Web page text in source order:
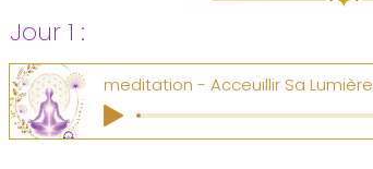
Jour 1 :
meditation - Acceuillir Sa Lumière